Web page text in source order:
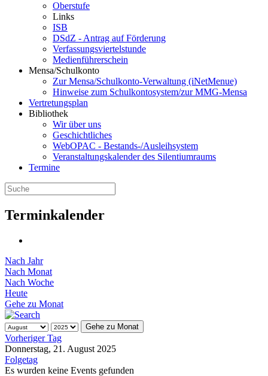
Oberstufe
Links
ISB
DSdZ - Antrag auf Förderung
Verfassungsviertelstunde
Medienführerschein
Mensa/Schulkonto
Zur Mensa/Schulkonto-Verwaltung (iNetMenue)
Hinweise zum Schulkontosystem/zur MMG-Mensa
Vertretungsplan
Bibliothek
Wir über uns
Geschichtliches
WebOPAC - Bestands-/Ausleihsystem
Veranstaltungskalender des Silentiumraums
Termine
Terminkalender
Nach Jahr
Nach Monat
Nach Woche
Heute
Gehe zu Monat
Gehe zu Monat
Vorheriger Tag
Donnerstag, 21. August 2025
Folgetag
Es wurden keine Events gefunden